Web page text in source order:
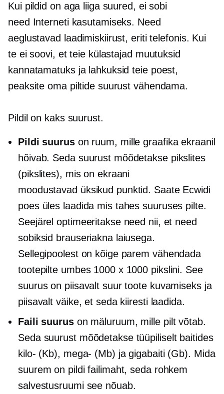
Kui pildid on aga liiga suured, ei sobi
need Interneti kasutamiseks. Need
aeglustavad laadimiskiirust, eriti telefonis. Kui
te ei soovi, et teie külastajad muutuksid
kannatamatuks ja lahkuksid teie poest,
peaksite oma piltide suurust vähendama.
Pildil on kaks suurust.
Pildi suuruson ruum, mille graafika ekraanil
hõivab. Seda suurust mõõdetakse pikslites
(pikslites), mis on ekraani
moodustavad üksikud punktid. Saate Ecwidi
poes üles laadida mis tahes suuruses pilte.
Seejärel optimeeritakse need nii, et need
sobiksid brauseriakna laiusega.
Sellegipoolest on kõige parem vähendada
tootepilte umbes 1000 x 1000 pikslini. See
suurus on piisavalt suur toote kuvamiseks ja
piisavalt väike, et seda kiiresti laadida.
Faili suuruson mäluruum, mille pilt võtab.
Seda suurust mõõdetakse tüüpiliselt baitides
kilo- (Kb), mega- (Mb) ja gigabaiti (Gb). Mida
suurem on pildi failimaht, seda rohkem
salvestusruumi see nõuab.